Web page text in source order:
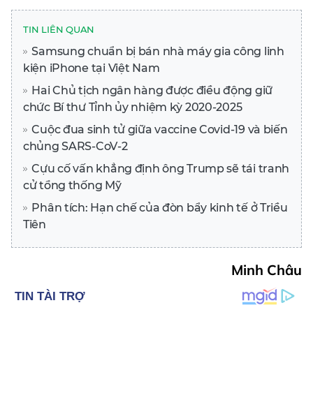
TIN LIÊN QUAN
Samsung chuẩn bị bán nhà máy gia công linh
kiện iPhone tại Việt Nam
Hai Chủ tịch ngân hàng được điều động giữ
chức Bí thư Tỉnh ủy nhiệm kỳ 2020-2025
Cuộc đua sinh tử giữa vaccine Covid-19 và biến
chủng SARS-CoV-2
Cựu cố vấn khẳng định ông Trump sẽ tái tranh
cử tổng thống Mỹ
Phân tích: Hạn chế của đòn bẩy kinh tế ở Triều
Tiên
Minh Châu